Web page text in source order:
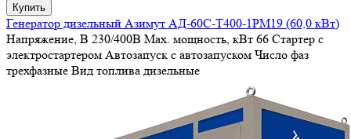
Купить
Генератор дизельный Азимут АД-60С-Т400-1РМ19 (60,0 кВт)
Напряжение, В 230/400В Max. мощность, кВт 66 Стартер с
электростартером Автозапуск с автозапуском Число фаз
трехфазные Вид топлива дизельные